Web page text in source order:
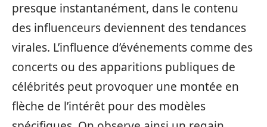
presque instantanément, dans le contenu
des influenceurs deviennent des tendances
virales. L’influence d’événements comme des
concerts ou des apparitions publiques de
célébrités peut provoquer une montée en
flèche de l’intérêt pour des modèles